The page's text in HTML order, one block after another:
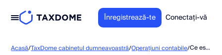
Înregistrează-te Conectați-vă
Acasă/TaxDome cabinetul dumneavoastră/Operațiuni contabile/ Ce este un centru de contabilitate